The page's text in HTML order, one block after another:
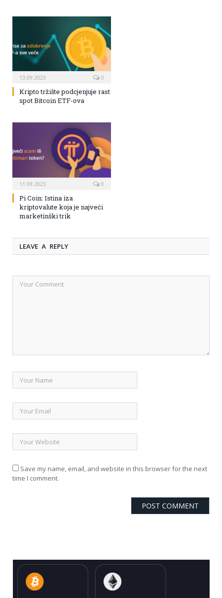
13.09.2023 0
Kripto tržište podcjenjuje rast
spot Bitcoin ETF-ova
11.09.2023 0
Pi Coin: Istina iza
kriptovalute koja je najveći
marketinški trik
LEAVE A REPLY
Save my name, email, and website in this browser for the next
time I comment.